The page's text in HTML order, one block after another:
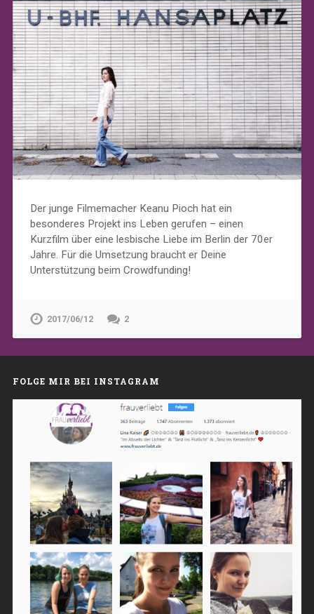
Der junge Filmemacher Keanu Pioch hat ein
besonderes Projekt ins Leben gerufen – einen
Kurzfilm über eine lesbische Liebe im Berlin der 70er
Jahre. Für die Umsetzung braucht er Deine
Unterstützung beim Crowdfunding!
2017/06/12 2
FOLGE MIR BEI INSTAGRAM